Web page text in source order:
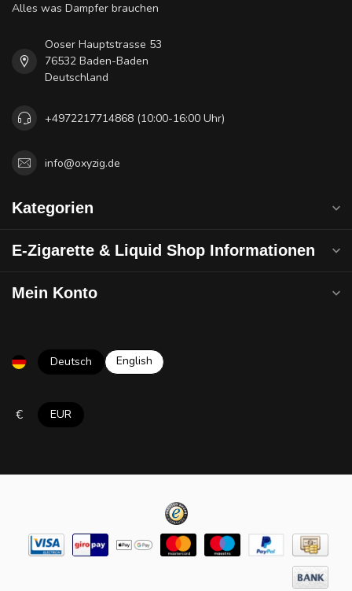
Alles was Dampfer brauchen
Ooser Hauptstrasse 53
76532 Baden-Baden
Deutschland
+4972217714868 (10:00-16:00 Uhr)
info@oxyzig.de
Kategorien
E-Zigarette & Liquid Shop Informationen
Mein Konto
Deutsch English
€ EUR